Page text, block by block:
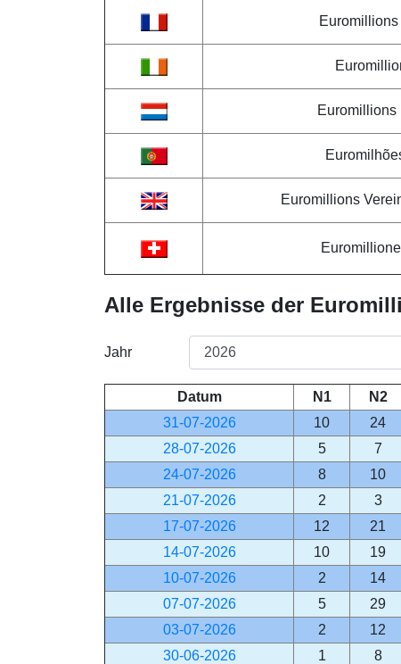
Euromillions
Euromillions
Alle Ergebnisse der
Jahr
Datum N1 N2
31-07-2026
10 24
28-07-2026
5 7
24-07-2026
8 10
21-07-2026
2 3
17-07-2026
12 21
14-07-2026
10 19
10-07-2026
2 14
07-07-2026
5 29
03-07-2026
2 12
30-06-2026
1 8